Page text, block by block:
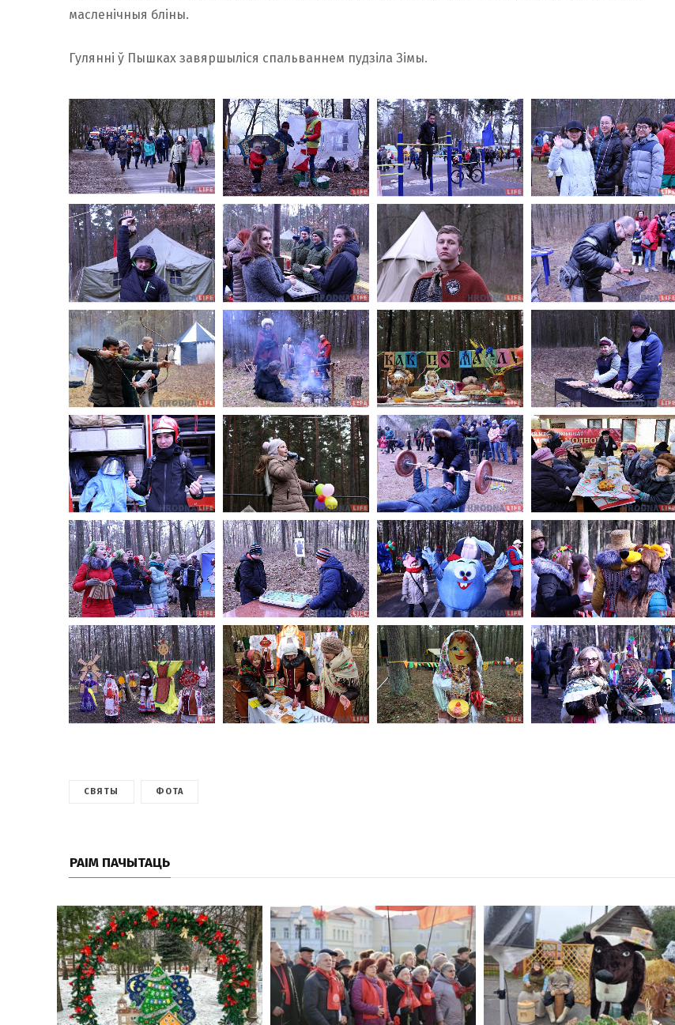
масленічныя бліны.
Гулянні ў Пышках завяршыліся спальваннем пудзіла Зімы.
СВЯТЫ ФОТА
РАІМ ПАЧЫТАЦЬ